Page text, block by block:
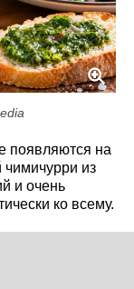
появляются на
из
и очень
ко всему.